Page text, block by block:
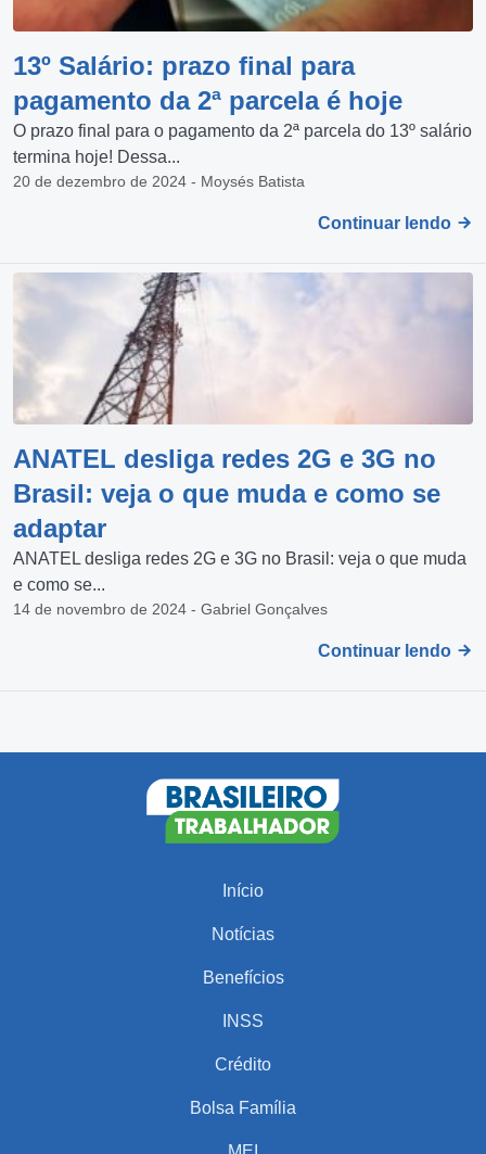
13º Salário: prazo final para
pagamento da 2ª parcela é hoje
O prazo final para o pagamento da 2ª parcela do 13º salário
termina hoje! Dessa...
20 de dezembro de 2024 - Moysés Batista
Continuar lendo
ANATEL desliga redes 2G e 3G no
Brasil: veja o que muda e como se
adaptar
ANATEL desliga redes 2G e 3G no Brasil: veja o que muda
e como se...
14 de novembro de 2024 - Gabriel Gonçalves
Continuar lendo
Início
Notícias
Benefícios
INSS
Crédito
Bolsa Família